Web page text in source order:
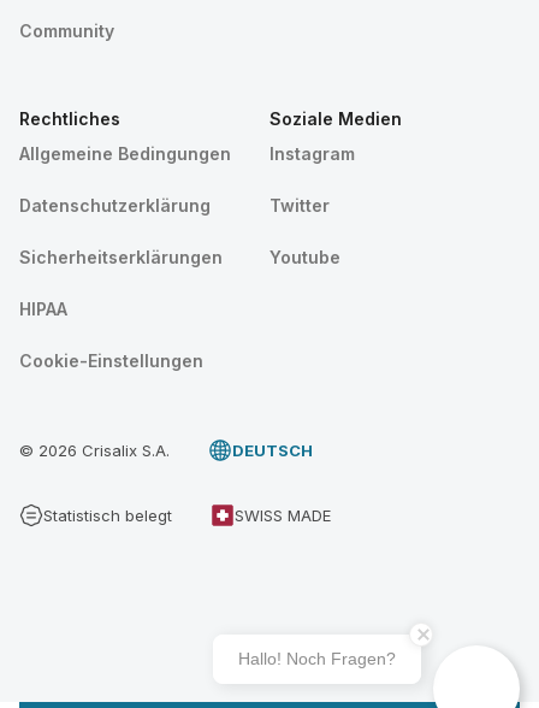
Community
Rechtliches
Allgemeine Bedingungen
Datenschutzerklärung
Sicherheitserklärungen
HIPAA
Cookie-Einstellungen
Soziale Medien
Instagram
Twitter
Youtube
© 2026 Crisalix S.A. DEUTSCH
Statistisch belegt SWISS MADE
Hallo! Noch Fragen?